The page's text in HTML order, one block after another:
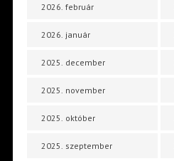
2026. február
2026. január
2025. december
2025. november
2025. október
2025. szeptember